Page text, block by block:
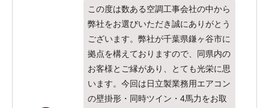
この度は数ある空調工事会社の中から
弊社をお選びいただき誠にありがとう
ございます。弊社が千葉県鎌ヶ谷市に
拠点を構えておりますので、同県内の
お客様とご縁があり、とても光栄に思
います。今回は日立製業務用エアコン
の壁掛形・同時ツイン・4馬力をお取